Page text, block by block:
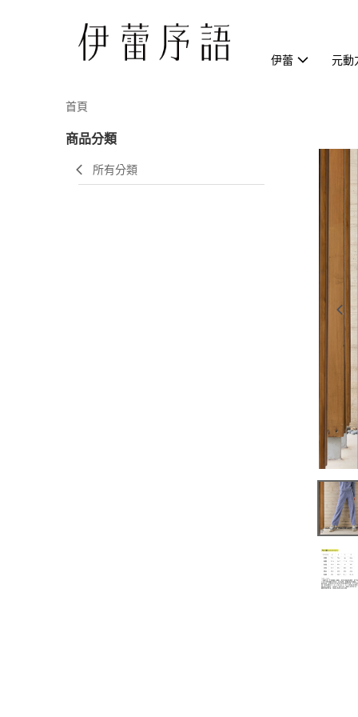
伊蕾 元動
首頁
商品分類
所有分類